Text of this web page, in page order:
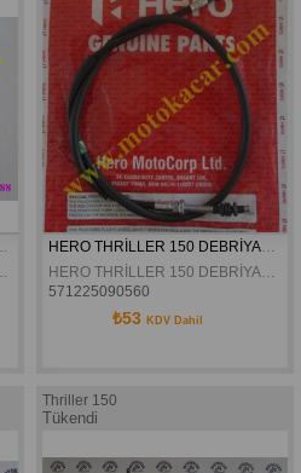
571225090560
₺53 KDV Dahil
Thriller 150
Tükendi